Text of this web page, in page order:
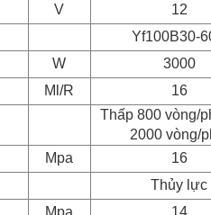
V 12
Yf100B30-
W
3000
Ml/R 16
Thấp 800 vòng/
2000 vòng/
Mpa
16
Thủy lực
Mpa 14